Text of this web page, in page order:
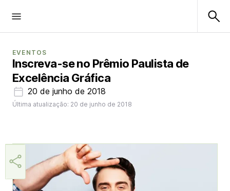
EVENTOS
Inscreva-se no Prêmio Paulista de
Excelência Gráfica
20 de junho de 2018
Última atualização: 20 de junho de 2018